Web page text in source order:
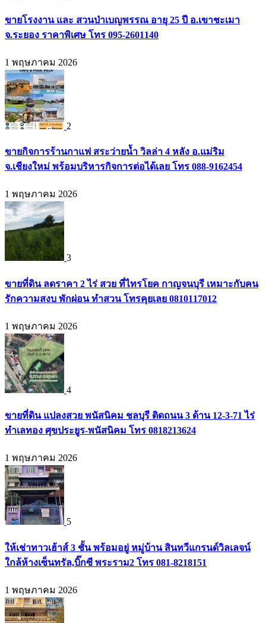
ขายโรงงาน และ สวนป่าเบญพรรณ อายุ 25 ปี อ.เขาชะเมา
จ.ระยอง ราคาพิเศษ โทร 095-2601140
1 พฤษภาคม 2026
2
ขายกิจการร้านกาแฟ สระว่ายน้ำ วิลล่า 4 หลัง อ.แม่ริม
จ.เชียงใหม่ พร้อมบริหารกิจการต่อได้เลย โทร 088-9162454
1 พฤษภาคม 2026
3
ขายที่ดิน ลดราคา 2 ไร่ สวย ที่ไทรโยค กาญจนบุรี เหมาะกับคน
รักความสงบ พักผ่อน ทำสวน โทรคุยเลย 0810117012
1 พฤษภาคม 2026
4
ขายที่ดิน แปลงสวย พนัสนิคม ชลบุรี ติดถนน 3 ด้าน 12-3-71 ไร่
ทำเลทอง ศุขประยูร-พนัสนิคม โทร 0818213624
1 พฤษภาคม 2026
5
ให้เช่าทาวเฮ้าส์ 3 ชั้น พร้อมอยู่ หมู่บ้าน สินทวีแกรนด์วิลเลจน์
ใกล้ห้างเซ็นทรัล,บิ๊กซี พระราม2 โทร 081-8218151
1 พฤษภาคม 2026